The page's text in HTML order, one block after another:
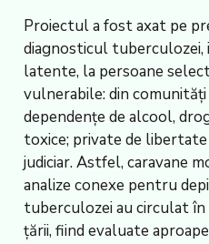
Proiectul a fost axat pe
diagnosticul
latente, la persoane
vulnerabile: din
dependențe de alcool,
toxice; private de
judiciar. Astfel, caravane
analize conexe pentru
tuberculozei au circulat
țării, fiind evaluate